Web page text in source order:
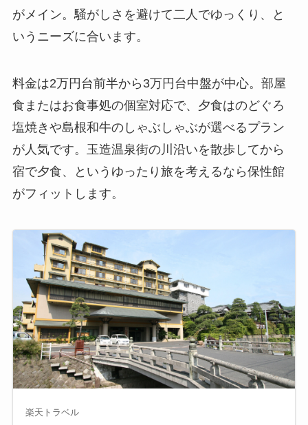
がメイン。騒がしさを避けて二人でゆっくり、と
いうニーズに合います。
料金は2万円台前半から3万円台中盤が中心。部屋
食またはお食事処の個室対応で、夕食はのどぐろ
塩焼きや島根和牛のしゃぶしゃぶが選べるプラン
が人気です。玉造温泉街の川沿いを散歩してから
宿で夕食、というゆったり旅を考えるなら保性館
がフィットします。
楽天トラベル